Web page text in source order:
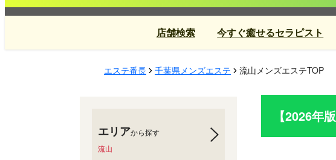
店舗検索 今すぐ癒せるセラピスト
エステ番長 千葉県メンズエステ 流山メンズエステTOP
【2026年版
エリアから探す
流山